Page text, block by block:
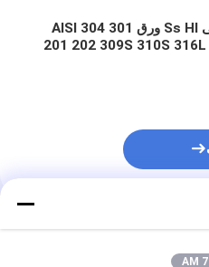
کیفیت عالی Ss Hl ورق AISI 304 301
201 202 309S 310S